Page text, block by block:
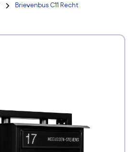
Brievenbus C11 Recht